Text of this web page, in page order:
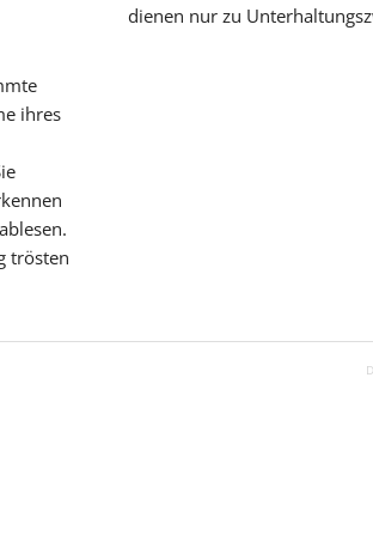
ihres
trösten
dienen nur zu